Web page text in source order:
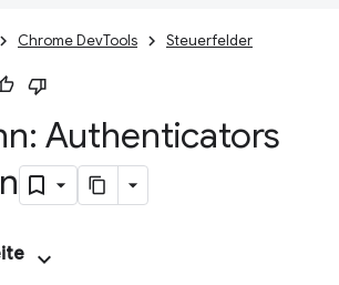
Chrome DevTools Steuerfelder
Authenticators